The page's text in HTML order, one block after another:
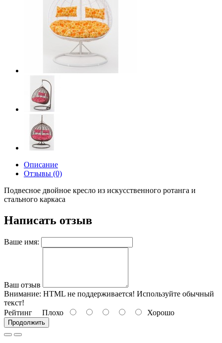
Описание
Отзывы (0)
Подвесное двойное кресло из искусственного ротанга и
стального каркаса
Написать отзыв
Ваше имя:
Ваш отзыв
Внимание: HTML не поддерживается! Используйте обычный
текст!
Рейтинг Плохо Хорошо
Продолжить